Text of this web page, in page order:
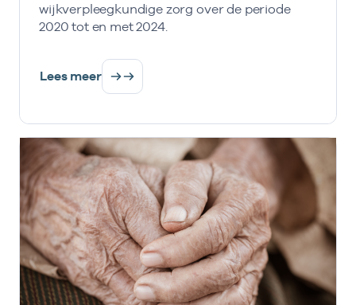
wijkverpleegkundige zorg over de periode
2020 tot en met 2024.
Lees meer